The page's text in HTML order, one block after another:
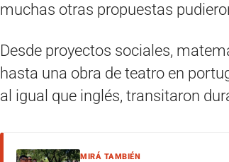
muchas otras propuestas
Desde proyectos sociales,
hasta una obra de teatro en
al igual que inglés, transitaron
MIRÁ TAMBIÉN